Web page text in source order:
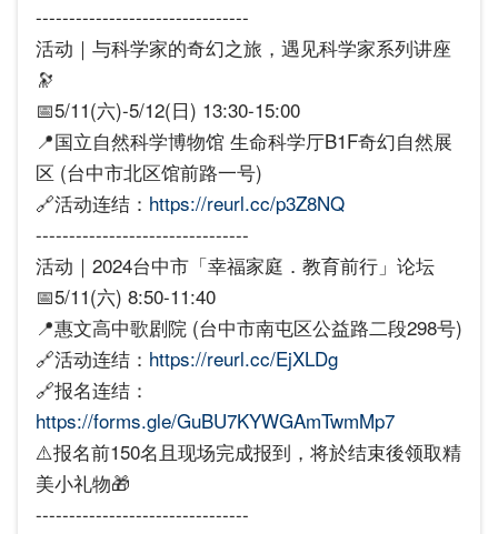
--------------------------------
活动｜与科学家的奇幻之旅，遇见科学家系列讲座
🔭
📅5/11(六)-5/12(日) 13:30-15:00
📍国立自然科学博物馆 生命科学厅B1F奇幻自然展
区 (台中市北区馆前路一号)
🔗活动连结： https://reurl.cc/p3Z8NQ
--------------------------------
活动｜2024台中市「幸福家庭．教育前行」论坛
📅5/11(六) 8:50-11:40
📍惠文高中歌剧院 (台中市南屯区公益路二段298号)
🔗活动连结： https://reurl.cc/EjXLDg
🔗报名连结：
https://forms.gle/GuBU7KYWGAmTwmMp7
⚠️报名前150名且现场完成报到，将於结束後领取精
美小礼物🎁
--------------------------------